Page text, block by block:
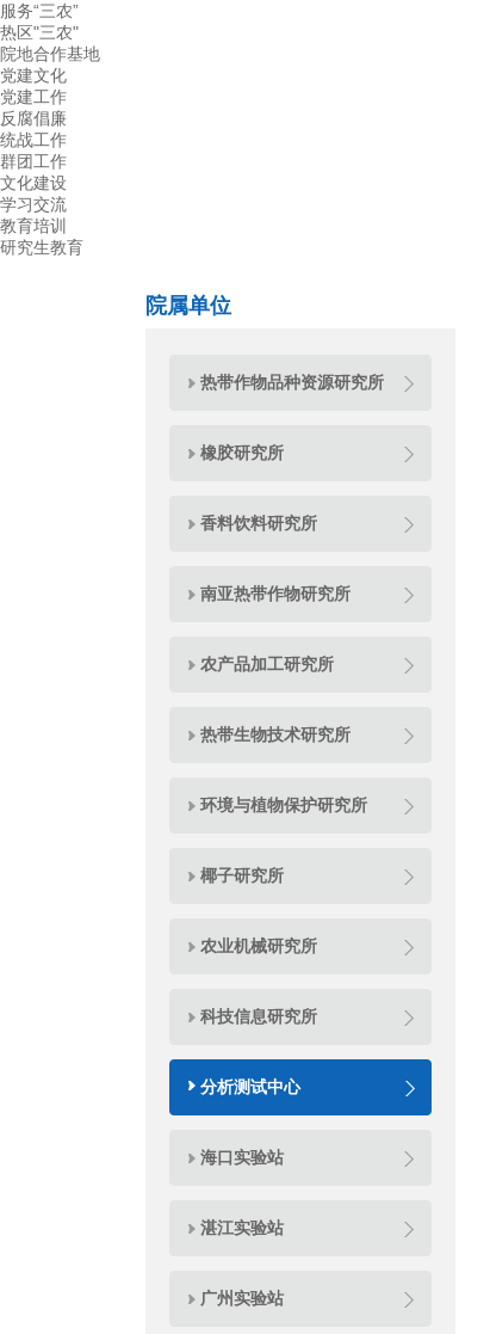
服务“三农”
热区"三农"
院地合作基地
党建文化
党建工作
反腐倡廉
统战工作
群团工作
文化建设
学习交流
教育培训
研究生教育
院属单位
热带作物品种资源研究所
橡胶研究所
香料饮料研究所
南亚热带作物研究所
农产品加工研究所
热带生物技术研究所
环境与植物保护研究所
椰子研究所
农业机械研究所
科技信息研究所
分析测试中心
海口实验站
湛江实验站
广州实验站